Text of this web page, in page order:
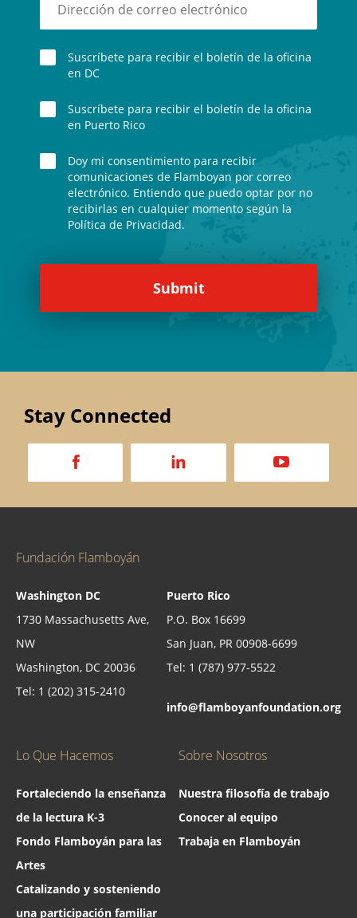
Fundación Flamboyán
Washington DC
1730 Massachusetts Ave,
NW
Washington, DC 20036
Tel: 1 (202) 315-2410
Puerto Rico
P.O. Box 16699
San Juan, PR 00908-6699
Tel: 1 (787) 977-5522
info@flamboyanfoundation.org
Lo Que Hacemos
Fortaleciendo la enseñanza
de la lectura K-3
Fondo Flamboyán para las
Artes
Catalizando y sosteniendo
una participación familiar
Sobre Nosotros
Nuestra filosofía de trabajo
Conocer al equipo
Trabaja en Flamboyán
Suscríbete para recibir el boletín de la oficina
en DC
Suscríbete para recibir el boletín de la oficina
en Puerto Rico
Doy mi consentimiento para recibir
comunicaciones de Flamboyan por correo
electrónico. Entiendo que puedo optar por no
recibirlas en cualquier momento según la
Política de Privacidad.
Stay Connected
a d v